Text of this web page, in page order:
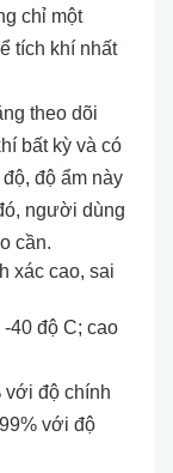
chỉ một
tích khí nhất
theo dõi
bất kỳ và có
độ ẩm này
người dùng
cần.
xác cao, sai
40 độ C; cao
với độ chính
với độ